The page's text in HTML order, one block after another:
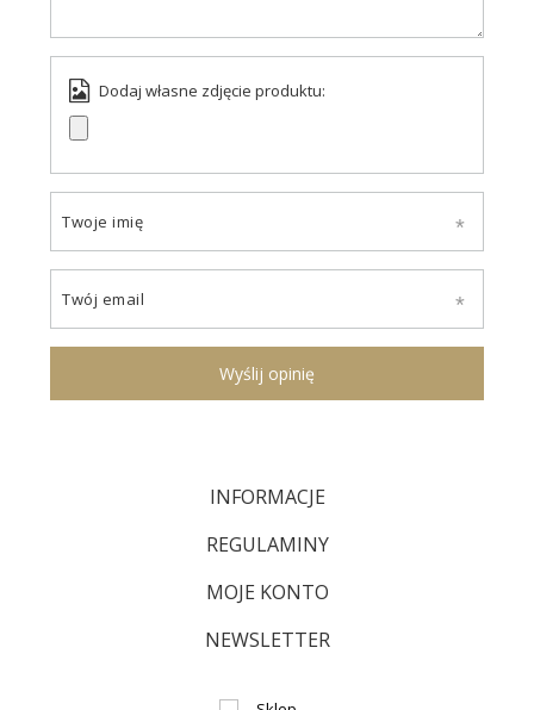
Dodaj własne zdjęcie produktu:
Twoje imię
Twój email
Wyślij opinię
INFORMACJE
REGULAMINY
MOJE KONTO
NEWSLETTER